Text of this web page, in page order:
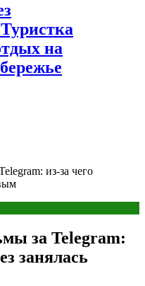
на
из-за чего
за Telegram:
занялась